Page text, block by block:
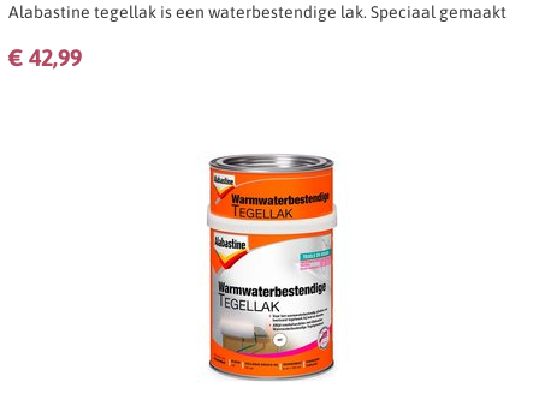
Alabastine tegellak is een waterbestendige lak. Speciaal gemaakt
slijtvast lak is ook uitermate geschikt voor vloertegels.
€ 42,99